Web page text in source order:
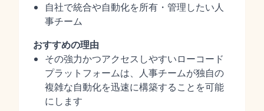
自社で統合や自動化を所有・管理したい人
事チーム
おすすめの理由
その強力かつアクセスしやすいローコード
プラットフォームは、人事チームが独自の
複雑な自動化を迅速に構築することを可能
にします